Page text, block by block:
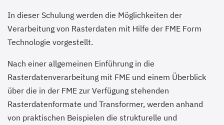
In dieser Schulung werden die Möglichkeiten der
Verarbeitung von Rasterdaten mit Hilfe der FME Form
Technologie vorgestellt.
Nach einer allgemeinen Einführung in die
Rasterdatenverarbeitung mit FME und einem Überblick
über die in der FME zur Verfügung stehenden
Rasterdatenformate und Transformer, werden anhand
von praktischen Beispielen die strukturelle und